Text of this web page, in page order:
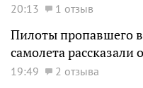
20:13 1 отзыв
Пилоты пропавшего
самолета рассказали
19:49 2 отзыва